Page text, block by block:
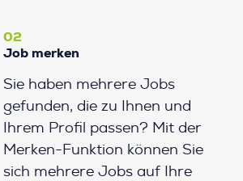
02
Job merken
Sie haben mehrere Jobs
gefunden, die zu Ihnen und
Ihrem Profil passen? Mit der
Merken-Funktion können Sie
sich mehrere Jobs auf Ihre